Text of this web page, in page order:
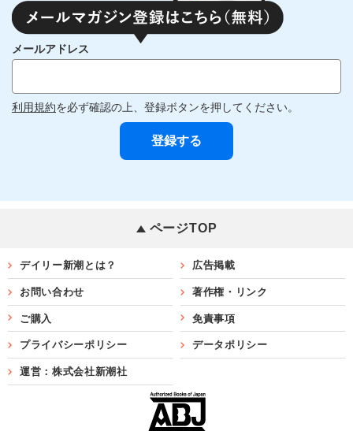
メールアドレス
利用規約を必ず確認の上、登録ボタンを押してください。
ページTOP
デイリー新潮とは？ 広告掲載
お問い合わせ 著作権・リンク
ご購入 免責事項
プライバシーポリシー データポリシー
運営：株式会社新潮社